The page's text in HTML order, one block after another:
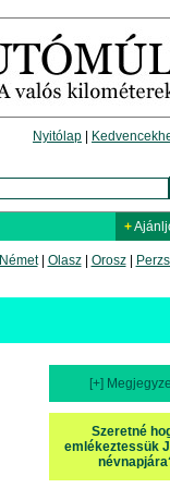
Nyitólap
+
Német| Olasz| Orosz|
[+]
Szeretné
emlékeztessük